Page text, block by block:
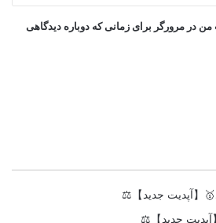
من در مرورگر برای زمانی که دوباره دیدگاهی